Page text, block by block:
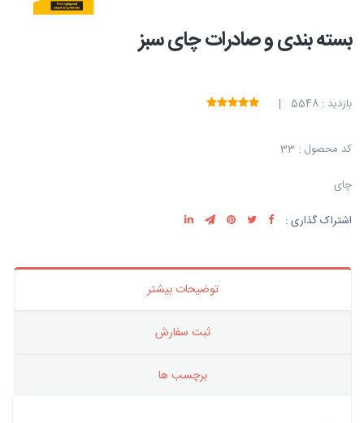
بسته بندی و صادرات چای سبز
بازدید : 5548 |
کد محصول : 33
چای
اشتراک گذاری :
توضیحات بیشتر
ثبت سفارش
برچسب ها